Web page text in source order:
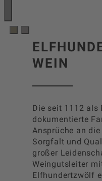
WEIN
Die seit 1112 als
dokumentierte
Ansprüche an
Sorgfalt und
großer
Weingutsleiter
Elfhundertzwölf